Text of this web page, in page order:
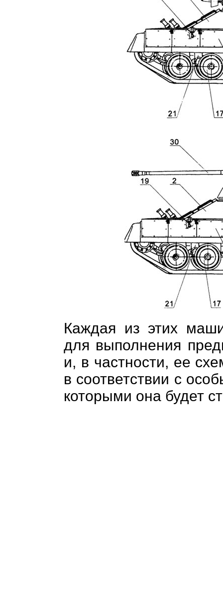
Каждая из этих
для выполнения
и, в частности, ее
в соответствии с
которыми она будет